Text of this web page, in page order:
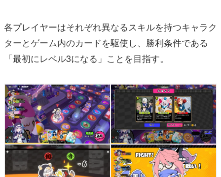
各プレイヤーはそれぞれ異なるスキルを持つキャラク
ターとゲーム内のカードを駆使し、勝利条件である
「最初にレベル3になる」ことを目指す。